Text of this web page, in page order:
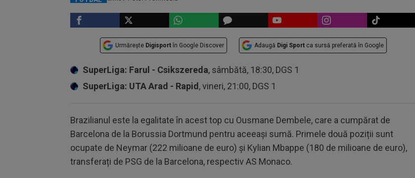
Urmărește Digisport în Google Discover Adaugă Digi Sport ca sursă preferată în Google
SuperLiga: Farul - Csikszereda, sâmbătă, 18:30, DGS 1
SuperLiga: UTA Arad - Rapid , vineri, 21:00, DGS 1
Brazilianul este la egalitate în acest top cu Ousmane Dembele, care a cumpărat de
Barcelona de la Borussia Dortmund pentru aceeași sumă. Primele două poziții sunt
ocupate de Neymar (222 milioane de euro) și Kylian Mbappe (180 de milioane de euro),
transferați de PSG de la Barcelona, respectiv AS Monaco.